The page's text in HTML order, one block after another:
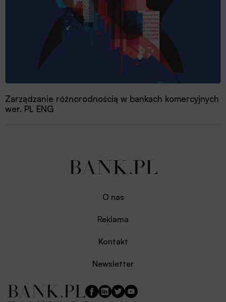
Zarządzanie różnorodnością w bankach komercyjnych
wer. PL ENG
O nas
Reklama
Kontakt
Newsletter